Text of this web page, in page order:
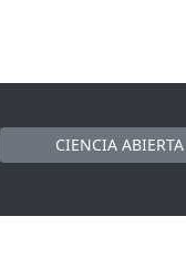
CIENCIA ABIERTA